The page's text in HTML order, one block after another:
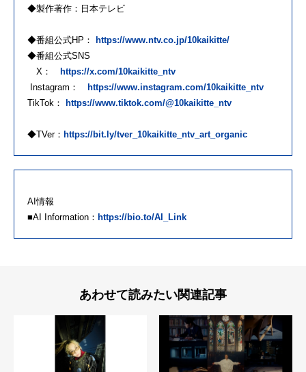
◆製作著作：日本テレビ
◆番組公式HP：
https://www.ntv.co.jp/10kaikitte/
◆番組公式SNS
X：
https://x.com/10kaikitte_ntv
Instagram：
https://www.instagram.com/10kaikitte_ntv
TikTok：
https://www.tiktok.com/@10kaikitte_ntv
◆TVer： https://bit.ly/tver_10kaikitte_ntv_art_organic
AI情報
■AI Information： https://bio.to/AI_Link
あわせて読みたい関連記事